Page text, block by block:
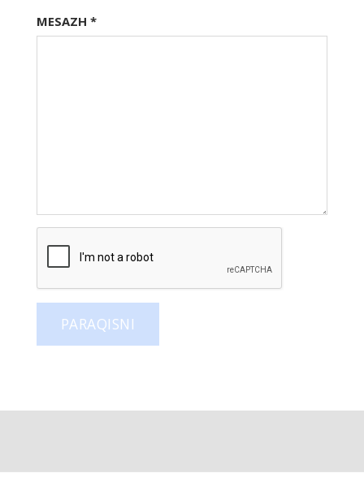
MESAZH *
PARAQISNI